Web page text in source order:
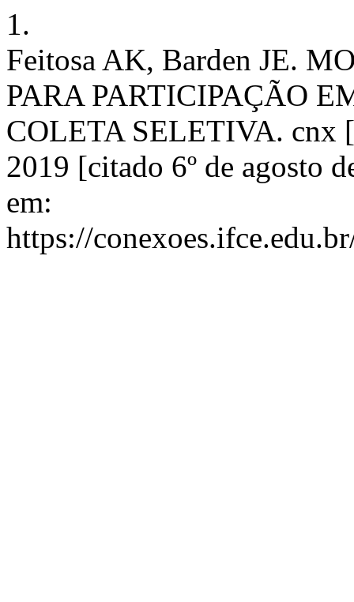
1.
Feitosa AK, Barden JE.
PARA PARTICIPAÇÃO
COLETA SELETIVA. cnx
2019 [citado 6º de agosto
em:
https://